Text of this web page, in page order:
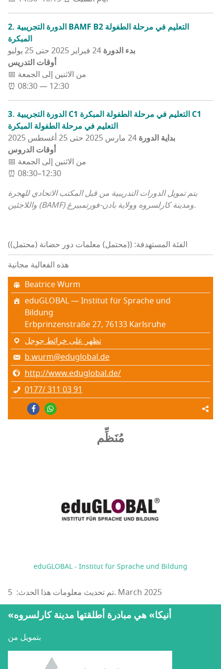
2. الدورة التجريبية BAMF B2 التعليم في مرحلة الطفولة
المبكرة
بدء الدورة
أوقات التدريس
📅 من الاثنين إلى الجمعة
⏰ 08:30 — 12:30
3. الدورة التجريبية C1 التعليم في مرحلة الطفولة المبكرة C1
التعليم في مرحلة الطفولة المبكرة
بداية الدورة
أوقات الدروس
📅 من الاثنين إلى الجمعة
⏰ 08:30–12:30
يتم تمويل الدورات التدريبية من قبل المكتب الاتحادي للهجرة
واللاجئين (BAMF) ومدينة كارلسروه وولاية بادن-فورتمبيرغ.
الفئة المستهدفة: ((محتمل) معلمات دور حضانة (محتمل))
هذه الفعالية مجانية
Beatrice Wurm
eduGLOBAL — Institut für Sprache und
Bildung
Erbprinzenstraße 27, 76133 Karlsruhe
تظهر على خرائط جوجل
b.wurm@eduglobal.de
http://www.eduglobal.de/
0177/ 311 03 91
مُنَظِّم
eduGLOBAL - Institut für Sprache und Bildung
تم تحديث معلومات هذا الحدث: 5. March 2025
«أنيكا» هي مبادرة أطلقتها مدينة كارلسروه
بتمويل من